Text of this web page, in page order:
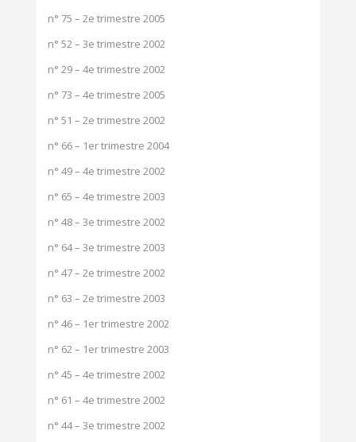
n° 75 – 2e trimestre 2005
n° 52 – 3e trimestre 2002
n° 29 – 4e trimestre 2002
n° 73 – 4e trimestre 2005
n° 51 – 2e trimestre 2002
n° 66 – 1er trimestre 2004
n° 49 – 4e trimestre 2002
n° 65 – 4e trimestre 2003
n° 48 – 3e trimestre 2002
n° 64 – 3e trimestre 2003
n° 47 – 2e trimestre 2002
n° 63 – 2e trimestre 2003
n° 46 – 1er trimestre 2002
n° 62 – 1er trimestre 2003
n° 45 – 4e trimestre 2002
n° 61 – 4e trimestre 2002
n° 44 – 3e trimestre 2002